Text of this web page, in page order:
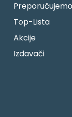
Preporučujemo
Top-Lista
Akcije
Izdavači